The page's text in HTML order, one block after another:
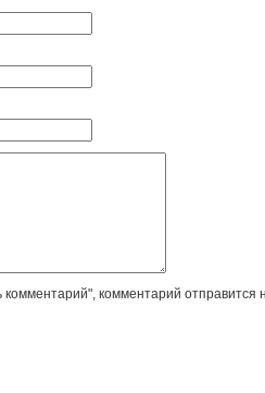
комментарий", комментарий отправится